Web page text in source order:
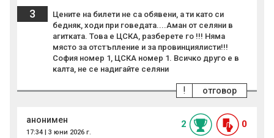
3
Цените на билети не са обявени, а ти като си
бедняк, ходи при говедата....Аман от селяни в
агитката. Това е ЦСКА, разберете го !!! Няма
място за отстъпление и за провинциялисти!!!
София номер 1, ЦСКА номер 1. Всичко друго е в
калта, не се надигайте селяни
отговор
!
анонимен
17:34 | 3 юни 2026 г.
2 0